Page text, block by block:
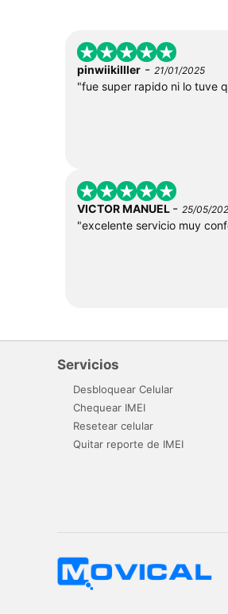
pinwiikilller - 21/01/2025
"fue super rapido ni lo tuve
VICTOR MANUEL - 25/05/
"excelente servicio muy
Servicios
Desbloquear Celular
Chequear IMEI
Resetear celular
Quitar reporte de IMEI